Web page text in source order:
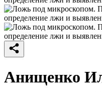
Анищенко